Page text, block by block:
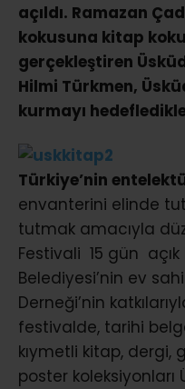
açıldı. Ramazan
kokusuna kitap
gerçekleştiren
Hilmi Türkmen,
kurmayı
Türkiye’nin
envanterini elinde
tutmak amacıyla
Festivali 15 gün
Belediyesi’nin ev
Derneği’nin
festivalde, tarihi
kıymetli kitap, dergi,
poster koleksiyonları